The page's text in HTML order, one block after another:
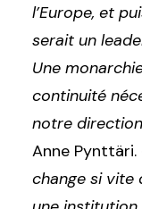
l’Europe, et
serait un
Une
continuité
notre
Anne Pynttäri.
change si vite